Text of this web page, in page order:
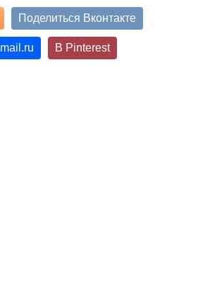
Поделиться Вконтакте
mail.ru В Pinterest